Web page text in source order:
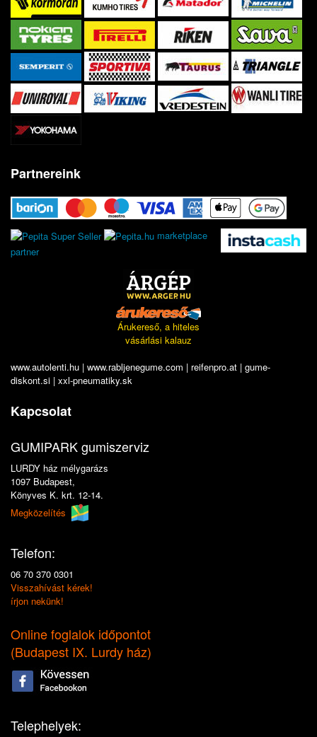
Partnereink
marketplace
partner
Árukereső, a hiteles
vásárlási kalauz
www.autolenti.hu | www.rabljenegume.com | reifenpro.at | gume-
diskont.si | xxl-pneumatiky.sk
Kapcsolat
GUMIPARK gumiszerviz
LURDY ház mélygarázs
1097 Budapest,
Könyves K. krt. 12-14.
Megközelítés
Telefon:
06 70 370 0301
Visszahívást kérek!
írjon nekünk!
Online foglalok időpontot
(Budapest IX. Lurdy ház)
Telephelyek: